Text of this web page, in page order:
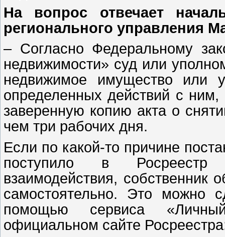
На вопрос отвечает
регионального управления
– Согласно Федеральному
недвижимости» суд или
недвижимое имущество или
определенных действий с ним,
заверенную копию акта о
чем три рабочих дня.
Если по какой-то причине
поступило в Росреестр
взаимодействия, собственник
самостоятельно. Это
помощью сервиса
официальном сайте